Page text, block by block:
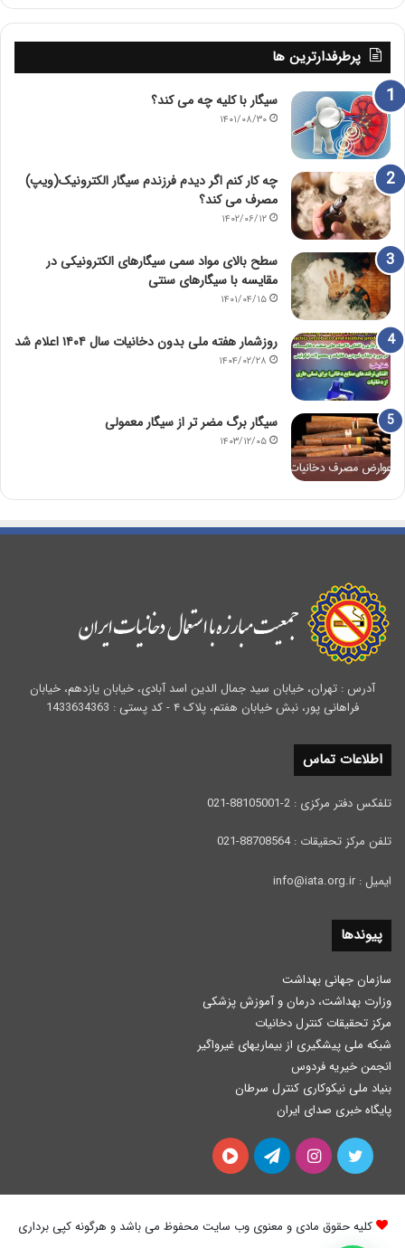
پرطرفدارترین ها
سیگار با کلیه چه می کند؟
۱۴۰۱/۰۸/۳۰
چه کار کنم اگر دیدم فرزندم سیگار الکترونیک(ویپ)
مصرف می کند؟
۱۴۰۲/۰۶/۱۲
سطح بالای مواد سمی سیگارهای الکترونیکی در
مقایسه با سیگارهای سنتی
۱۴۰۱/۰۴/۱۵
روزشمار هفته ملی بدون دخانیات سال ۱۴۰۴ اعلام شد
۱۴۰۴/۰۲/۲۸
سیگار برگ مضر تر از سیگار معمولی
۱۴۰۳/۱۲/۰۵
آدرس : تهران، خیابان سید جمال الدین اسد آبادی، خیابان یازدهم، خیابان
فراهانی پور، نبش خیابان هفتم، پلاک ۴ - کد پستی : 1433634363
اطلاعات تماس
تلفکس دفتر مرکزی : 2-88105001-021
تلفن مرکز تحقیقات : 88708564-021
ایمیل : info@iata.org.ir
پیوندها
سازمان جهانی بهداشت
وزارت بهداشت، درمان و آموزش پزشكی
مرکز تحقیقات کنترل دخانیات
شبکه ملی پیشگیری از بیماریهای غیرواگیر
انجمن خیریه فردوس
بنیاد ملی نیکوکاری کنترل سرطان
پایگاه خبری صدای ایران
توییتر اینستاگرامتلگرام آپارات
کلیه حقوق مادی و معنوی وب سایت محفوظ می باشد و هرگونه کپی برداری